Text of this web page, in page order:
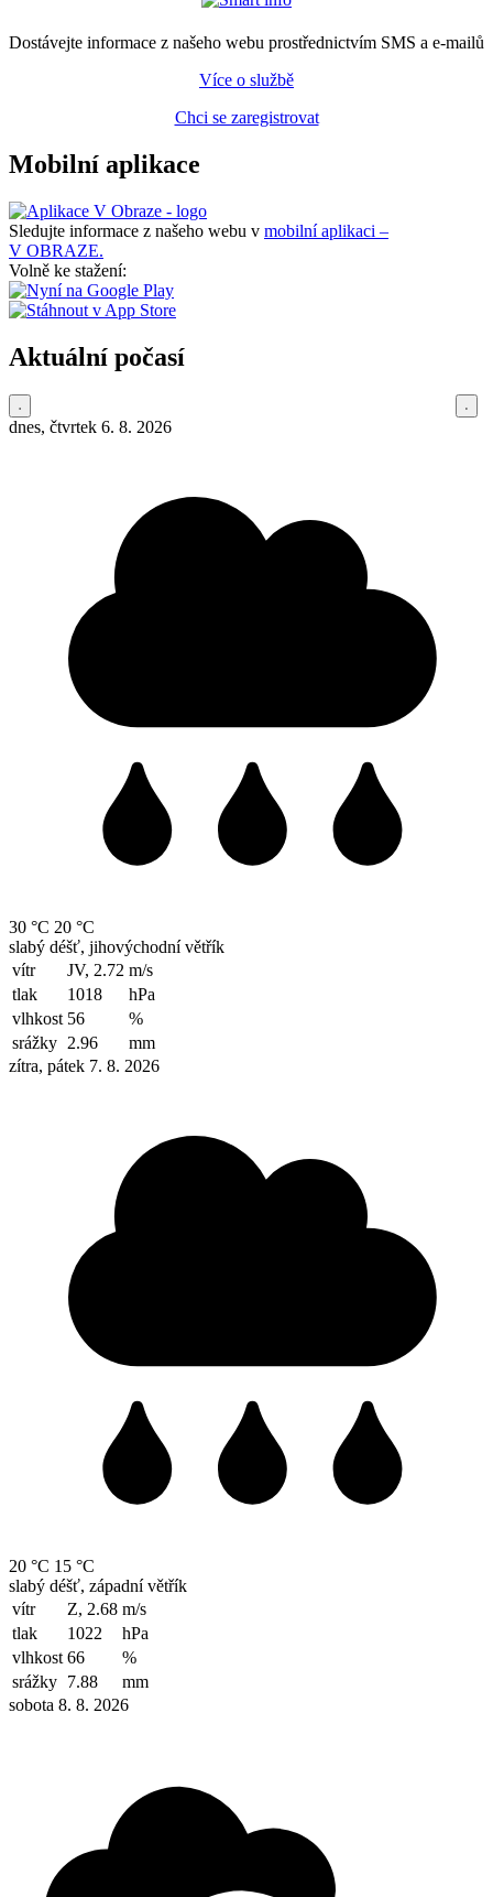
Dostávejte informace z našeho webu prostřednictvím SMS a e-mailů
Více o službě
Chci se zaregistrovat
Mobilní aplikace
Sledujte informace z našeho webu v mobilní aplikaci –
V OBRAZE.
Volně ke stažení:
Aktuální počasí
dnes, čtvrtek 6. 8. 2026
30 °C 20 °C
slabý déšť, jihovýchodní větřík
vítr
JV, 2.72 m/s
tlak
1018
hPa
vlhkost 56
%
srážky 2.96
mm
zítra, pátek 7. 8. 2026
20 °C 15 °C
slabý déšť, západní větřík
vítr
Z, 2.68 m/s
tlak
1022
hPa
vlhkost 66
%
srážky 7.88
mm
sobota 8. 8. 2026